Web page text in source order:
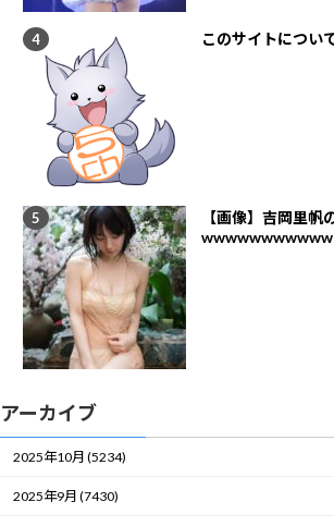
このサイトについ
【画像】吉岡里帆
wwwwwwwwwww
アーカイブ
2025年10月 (5234)
2025年9月 (7430)